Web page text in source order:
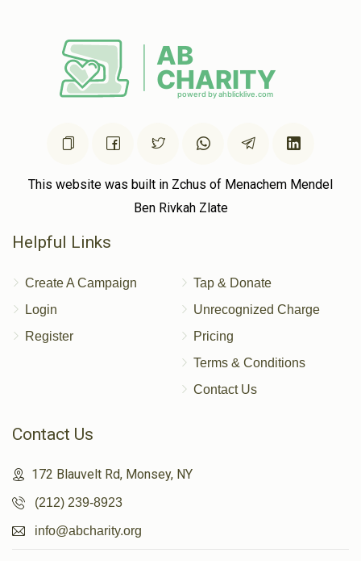
This website was built in Zchus of Menachem Mendel
Ben Rivkah Zlate
Helpful Links
Create A Campaign
Login
Register
Tap & Donate
Unrecognized Charge
Pricing
Terms & Conditions
Contact Us
Contact Us
172 Blauvelt Rd, Monsey, NY
(212) 239-8923
info@abcharity.org